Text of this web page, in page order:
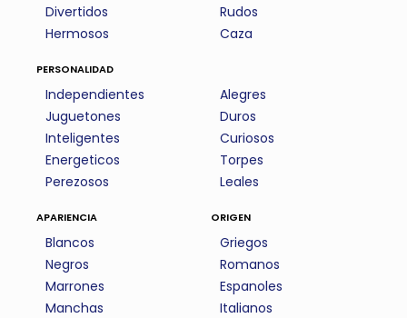
Divertidos
Hermosos
Rudos
Caza
personalidad
Independientes
Juguetones
Inteligentes
Energeticos
Perezosos
Alegres
Duros
Curiosos
Torpes
Leales
apariencia
Blancos
Negros
Marrones
Manchas
origen
Griegos
Romanos
Espanoles
Italianos